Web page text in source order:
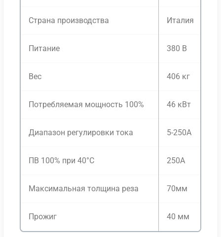
Страна производства Италия
Питание 380 В
Вес 406 кг
Потребляемая мощность 100% 46 кВт
Диапазон регулировки тока 5-250А
ПВ 100% при 40°C 250А
Максимальная толщина реза 70мм
Прожиг 40 мм